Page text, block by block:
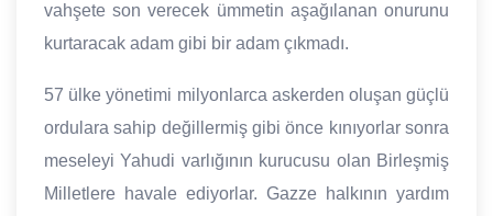
vahşete son verecek ümmetin aşağılanan onurunu
kurtaracak adam gibi bir adam çıkmadı.
57 ülke yönetimi milyonlarca askerden oluşan güçlü
ordulara sahip değillermiş gibi önce kınıyorlar sonra
meseleyi Yahudi varlığının kurucusu olan Birleşmiş
Milletlere havale ediyorlar. Gazze halkının yardım